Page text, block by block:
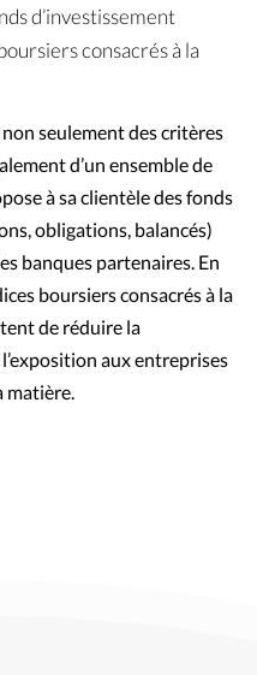
d’investissement
consacrés à la
seulement des critères
d’un ensemble de
à sa clientèle des fonds
obligations, balancés)
banques partenaires. En
boursiers consacrés à la
de réduire la
aux entreprises
matière.